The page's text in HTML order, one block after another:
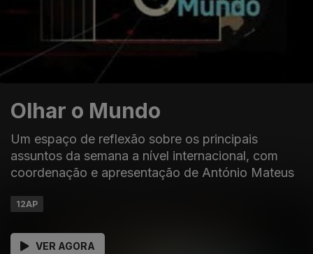
Olhar o Mundo
Um espaço de reflexão sobre os principais
assuntos da semana a nível internacional, com
coordenação e apresentação de António Mateus
12AP
VER AGORA